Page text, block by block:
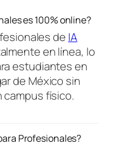
es 100% online?
de IA
en línea, lo
estudiantes en
de México sin
campus físico.
Profesionales?